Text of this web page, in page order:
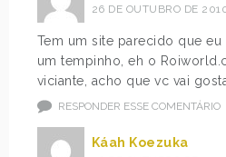
26 DE OUTUBRO DE
Tem um site parecido que eu
um tempinho, eh o
viciante, acho que vc vai
RESPONDER ESSE COMENTÁRIO
Káah Koezuka